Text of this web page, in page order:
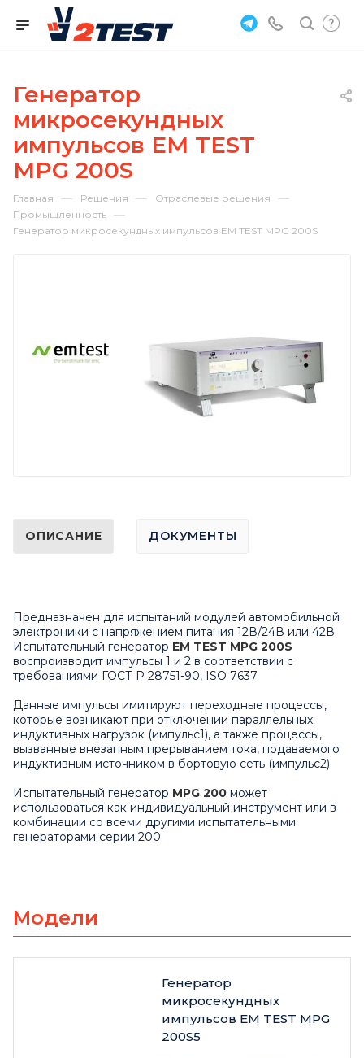
Генератор
микросекундных
импульсов EM TEST
MPG 200S
Главная — Решения — Отраслевые решения —
Промышленность —
Генератор микросекундных импульсов EM TEST MPG 200S
ОПИСАНИЕ ДОКУМЕНТЫ
Предназначен для испытаний модулей автомобильной
электроники с напряжением питания 12В/24В или 42В.
Испытательный генератор EM TEST MPG 200S
воспроизводит импульсы 1 и 2 в соответствии с
требованиями ГОСТ Р 28751-90, ISO 7637
Данные импульсы имитируют переходные процессы,
которые возникают при отключении параллельных
индуктивных нагрузок (импульс1), а также процессы,
вызванные внезапным прерыванием тока, подаваемого
индуктивным источником в бортовую сеть (импульс2).
Испытательный генератор MPG 200 может
использоваться как индивидуальный инструмент или в
комбинации со всеми другими испытательными
генераторами серии 200.
Модели
Генератор
микросекундных
импульсов EM TEST MPG
200S5